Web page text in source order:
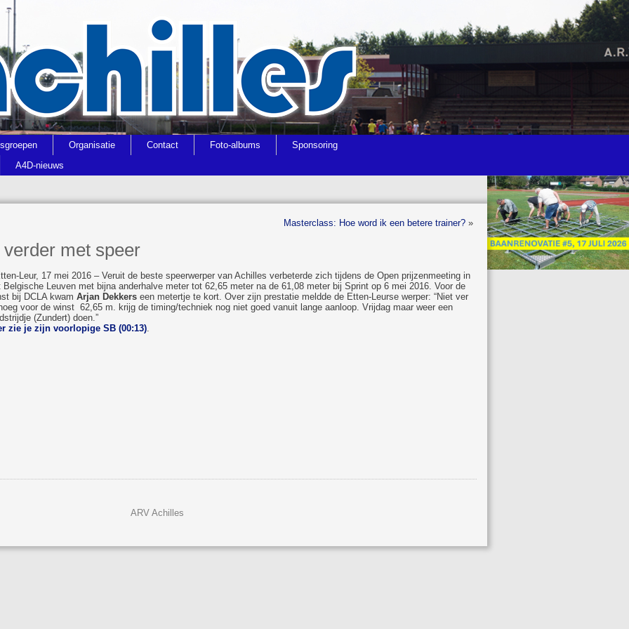
Organisatie Contact Foto-albums
Sponsoring
A4D-nieuws
Masterclass: Hoe word ik een betere trainer?»
met speer
Leur, 17 mei 2016 – Veruit de beste speerwerper van Achilles verbeterde zich tijdens de Open prijzenmeeting in
Belgische Leuven met bijna anderhalve meter tot 62,65 meter na de 61,08 meter bij Sprint op 6 mei 2016. Voor de
bij DCLA kwam Arjan Dekkerseen metertje te kort. Over zijn prestatie meldde de Etten-Leurse werper: “Niet ver
voor de winst 62,65 m. krijg de timing/techniek nog niet goed vanuit lange aanloop. Vrijdag maar weer een
(Zundert) doen.”
zie je zijn voorlopige SB (00:13).
ARV Achilles